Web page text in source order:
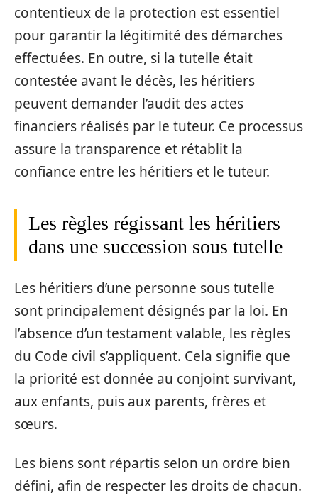
contentieux de la protection est essentiel
pour garantir la légitimité des démarches
effectuées. En outre, si la tutelle était
contestée avant le décès, les héritiers
peuvent demander l’audit des actes
financiers réalisés par le tuteur. Ce processus
assure la transparence et rétablit la
confiance entre les héritiers et le tuteur.
Les règles régissant les héritiers
dans une succession sous tutelle
Les héritiers d’une personne sous tutelle
sont principalement désignés par la loi. En
l’absence d’un testament valable, les règles
du Code civil s’appliquent. Cela signifie que
la priorité est donnée au conjoint survivant,
aux enfants, puis aux parents, frères et
sœurs.
Les biens sont répartis selon un ordre bien
défini, afin de respecter les droits de chacun.